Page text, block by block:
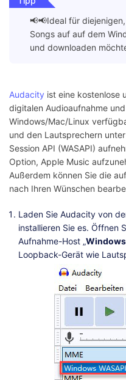
📢📢Ideal für
Songs auf auf dem
und downloaden
Audacity ist eine kostenlose
digitalen Audioaufnahme
Windows/Mac/Linux
und den Lautsprechern
Session API (WASAPI)
Option, Apple Music
Außerdem können Sie die
nach Ihren Wünschen
Laden Sie Audacity von
installieren Sie es. Öffnen
Aufnahme-Host „Windows
Loopback-Gerät wie